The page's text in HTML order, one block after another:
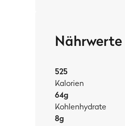
Nährwerte
525
Kalorien
64g
Kohlenhydrate
8g